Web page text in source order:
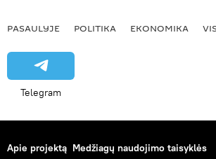
PASAULYJE POLITIKA EKONOMIKA
Telegram
Apie projektą Medžiagų naudojimo taisyklės